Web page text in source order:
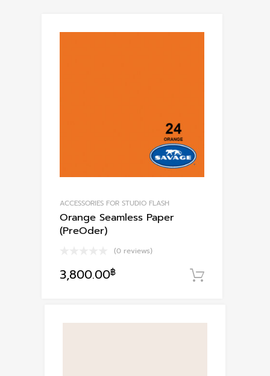
ACCESSORIES FOR STUDIO FLASH
Orange Seamless Paper
(PreOder)
(0 reviews)
3,800.00฿